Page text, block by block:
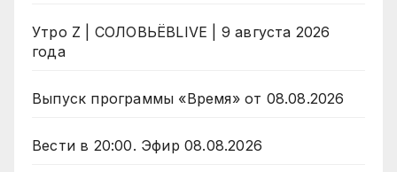
Утро Z | СОЛОВЬЁВLIVE | 9 августа 2026
года
Выпуск программы «Время» от 08.08.2026
Вести в 20:00. Эфир 08.08.2026